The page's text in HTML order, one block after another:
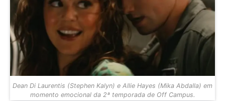
Dean Di Laurentis (Stephen Kalyn) e Allie Hayes (Mika Abdalla) em
momento emocional da 2ª temporada de Off Campus.